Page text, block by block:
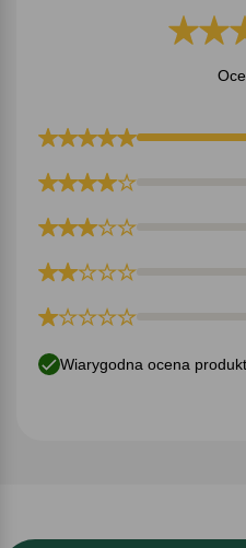
Wiarygodna ocena